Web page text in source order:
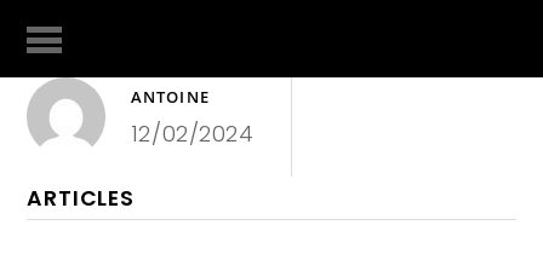
ANTOINE
12/02/2024
ARTICLES